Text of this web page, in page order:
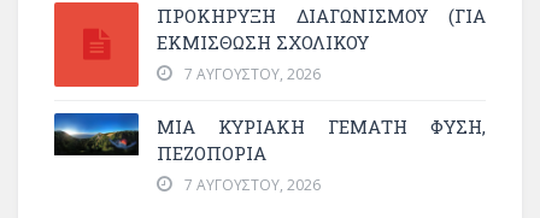
ΠΡΟΚΗΡΥΞΗ ΔΙΑΓΩΝΙΣΜΟΥ (ΓΙΑ
ΕΚΜΊΣΘΩΣΗ ΣΧΟΛΙΚΟΎ
7 ΑΥΓΟΎΣΤΟΥ, 2026
ΜΙΑ ΚΥΡΙΑΚΉ ΓΕΜΆΤΗ ΦΎΣΗ,
ΠΕΖΟΠΟΡΊΑ
7 ΑΥΓΟΎΣΤΟΥ, 2026